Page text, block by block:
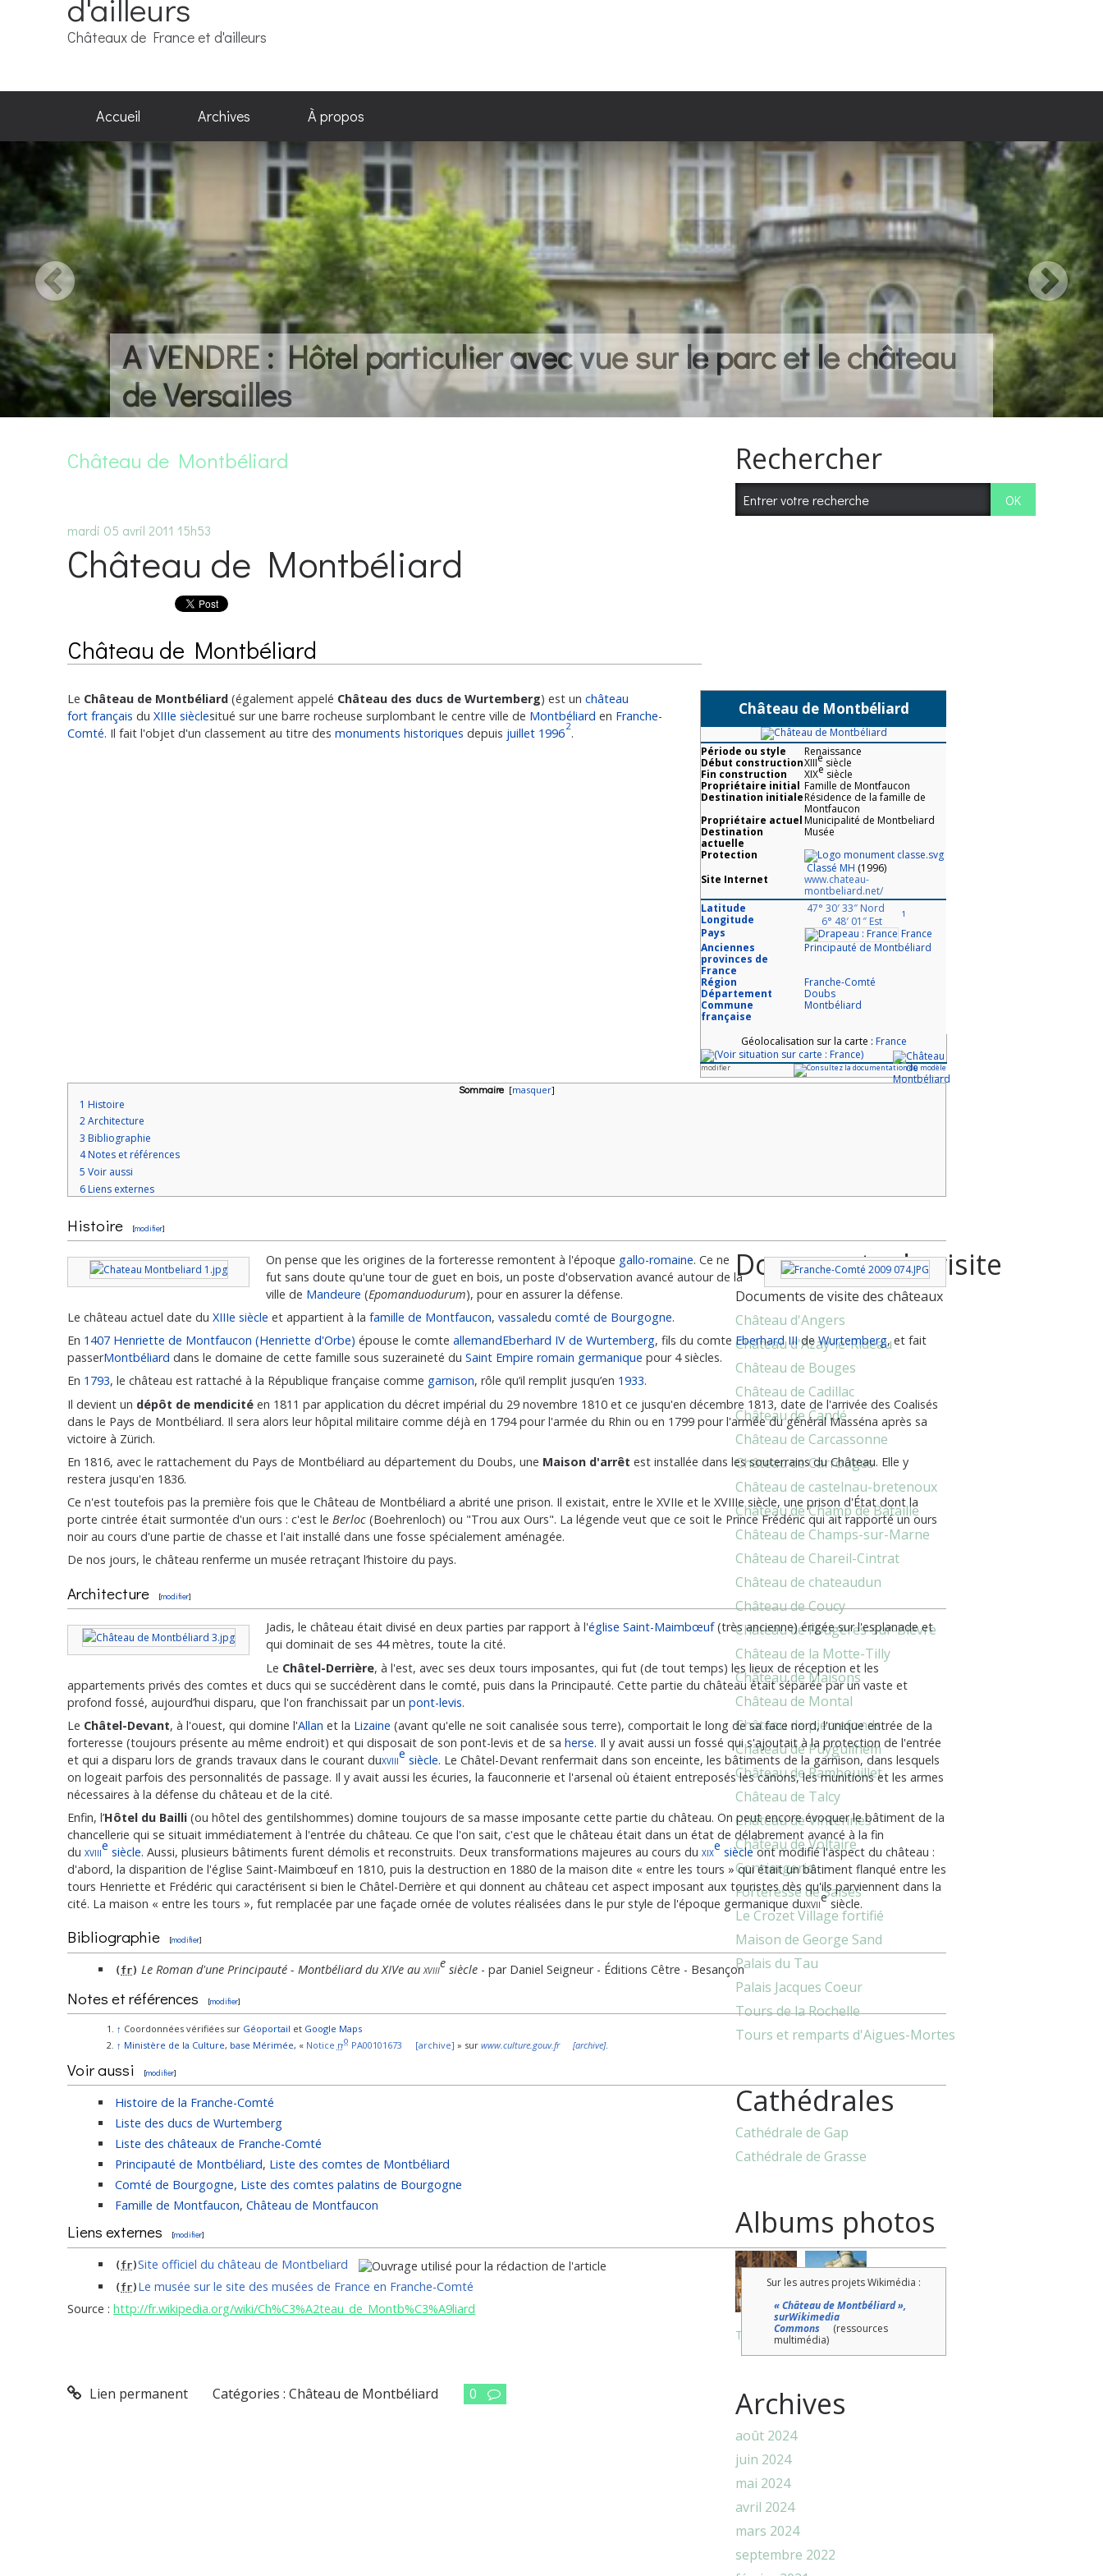
Châteaux de France et d'ailleurs
Accueil Archives À propos
A VENDRE : Hôtel particulier avec vue sur le parc et le château
de Versailles
Château de Montbéliard
mardi 05 avril 2011 15h53
Château de Montbéliard
Château de Montbéliard
Château de Montbéliard
Période ou style
Renaissance
Début constructionXIIIe siècle
Fin construction
XIXe siècle
Propriétaire initial Famille de Montfaucon
Destination initialeRésidence de la famille de
Montfaucon
Propriétaire actuelMunicipalité de Montbeliard
Destination
actuelle
Musée
Protection
Classé MH (1996)
Site Internet
www.chateau-
montbeliard.net/
Latitude
Longitude
47° 30′ 33″ Nord
6° 48′ 01″ Est
1
Pays
France
Anciennes
provinces de
France
Principauté de Montbéliard
Région
Franche-Comté
Département
Doubs
Commune
française
Montbéliard
Géolocalisation sur la carte : France
modifier
Le Château de Montbéliard (également appelé Château des ducs de Wurtemberg) est un château
fort français du XIIIe sièclesitué sur une barre rocheuse surplombant le centre ville de Montbéliard en Franche-
Comté. Il fait l'objet d'un classement au titre des monuments historiques depuis juillet 19962.
Sommaire [masquer]
1 Histoire
2 Architecture
3 Bibliographie
4 Notes et références
5 Voir aussi
6 Liens externes
Histoire [modifier]
On pense que les origines de la forteresse remontent à l'époque gallo-romaine. Ce ne
fut sans doute qu'une tour de guet en bois, un poste d'observation avancé autour de la
ville de Mandeure (Epomanduodurum), pour en assurer la défense.
Le château actuel date du XIIIe siècle et appartient à la famille de Montfaucon, vassaledu comté de Bourgogne.
En 1407 Henriette de Montfaucon (Henriette d'Orbe) épouse le comte allemandEberhard IV de Wurtemberg, fils du comte Eberhard IIIdeWurtemberg, et fait
passerMontbéliard dans le domaine de cette famille sous suzeraineté du Saint Empire romain germanique pour 4 siècles.
En 1793, le château est rattaché à la République française comme garnison, rôle qu’il remplit jusqu’en 1933.
Il devient un dépôt de mendicité en 1811 par application du décret impérial du 29 novembre 1810 et ce jusqu'en décembre 1813, date de l'arrivée des Coalisés
dans le Pays de Montbéliard. Il sera alors leur hôpital militaire comme déjà en 1794 pour l'armée du Rhin ou en 1799 pour l'armée du général Masséna après sa
victoire à Zürich.
En 1816, avec le rattachement du Pays de Montbéliard au département du Doubs, une Maison d'arrêt est installée dans les souterrains du Château. Elle y
restera jusqu'en 1836.
Ce n'est toutefois pas la première fois que le Château de Montbéliard a abrité une prison. Il existait, entre le XVIIe et le XVIIIe siècle, une prison d'État dont la
porte cintrée était surmontée d'un ours : c'est le Berloc (Boehrenloch) ou "Trou aux Ours". La légende veut que ce soit le Prince Frédéric qui ait rapporté un ours
noir au cours d'une partie de chasse et l'ait installé dans une fosse spécialement aménagée.
De nos jours, le château renferme un musée retraçant l’histoire du pays.
Architecture [modifier]
Jadis, le château était divisé en deux parties par rapport à l'église Saint-Maimbœuf(très ancienne) érigée sur l'esplanade et
qui dominait de ses 44 mètres, toute la cité.
Le Châtel-Derrière, à l'est, avec ses deux tours imposantes, qui fut (de tout temps) les lieux de réception et les
appartements privés des comtes et ducs qui se succédèrent dans le comté, puis dans la Principauté. Cette partie du château était séparée par un vaste et
profond fossé, aujourd’hui disparu, que l'on franchissait par un pont-levis.
Le Châtel-Devant, à l'ouest, qui domine l'Allan et la Lizaine (avant qu'elle ne soit canalisée sous terre), comportait le long de sa face nord, l'unique entrée de la
forteresse (toujours présente au même endroit) et qui disposait de son pont-levis et de sa herse. Il y avait aussi un fossé qui s'ajoutait à la protection de l'entrée
et qui a disparu lors de grands travaux dans le courant duxviiie siècle. Le Châtel-Devant renfermait dans son enceinte, les bâtiments de la garnison, dans lesquels
on logeait parfois des personnalités de passage. Il y avait aussi les écuries, la fauconnerie et l'arsenal où étaient entreposés les canons, les munitions et les armes
nécessaires à la défense du château et de la cité.
Enfin, l’Hôtel du Bailli (ou hôtel des gentilshommes) domine toujours de sa masse imposante cette partie du château. On peut encore évoquer le bâtiment de la
chancellerie qui se situait immédiatement à l'entrée du château. Ce que l'on sait, c'est que le château était dans un état de délabrement avancé à la fin
du xviiie siècle. Aussi, plusieurs bâtiments furent démolis et reconstruits. Deux transformations majeures au cours du xixe siècleont modifié l'aspect du château :
d'abord, la disparition de l'église Saint-Maimbœuf en 1810, puis la destruction en 1880 de la maison dite « entre les tours » qui était un bâtiment flanqué entre les
tours Henriette et Frédéric qui caractérisent si bien le Châtel-Derrière et qui donnent au château cet aspect imposant aux touristes dès qu'ils parviennent dans la
cité. La maison « entre les tours », fut remplacée par une façade ornée de volutes réalisées dans le pur style de l'époque germanique duxviie siècle.
Bibliographie [modifier]
( fr) Le Roman d'une Principauté - Montbéliard du XIVe auxviiie siècle - par Daniel Seigneur - Éditions Cêtre - Besançon
Notes et références [modifier]
↑ Coordonnées vérifiées sur Géoportail et Google Maps
↑ Ministère de la Culture, base Mérimée, « Notice no PA00101673 [archive] » sur www.culture.gouv.fr [archive].
Voir aussi [modifier]
Histoire de la Franche-Comté
Liste des ducs de Wurtemberg
Liste des châteaux de Franche-Comté
Principauté de Montbéliard, Liste des comtes de Montbéliard
Comté de Bourgogne, Liste des comtes palatins de Bourgogne
Famille de Montfaucon,Château de Montfaucon
Liens externes [modifier]
Sur les autres projets Wikimédia :
« Château de Montbéliard »,
surWikimedia
Commons
(ressources
multimédia)
( fr)Site officiel du château de Montbeliard
( fr) Le musée sur le site des musées de France en Franche-Comté
Source : http://fr.wikipedia.org/wiki/Ch%C3%A2teau_de_Montb%C3%A9liard
Lien permanent Catégories :Château de Montbéliard 0
Rechercher
Documents de visite
Documents de visite des châteaux
Château d'Angers
Château d'Azay-le-Rideau
Château de Bouges
Château de Cadillac
Château de Candé
Château de Carcassonne
Château de Carrouges
Château de castelnau-bretenoux
Château de Champ de Bataille
Château de Champs-sur-Marne
Château de Chareil-Cintrat
Château de chateaudun
Château de Coucy
Château de Fougères-sur-Bièvre
Château de la Motte-Tilly
Château de Maisons
Château de Montal
Château de pierrefonds
Château de Puyguilhem
Château de Rambouillet
Château de Talcy
Château de Vincennes
Château de Voltaire
Conciergerie
Forteresse de Salses
Le Crozet Village fortifié
Maison de George Sand
Palais du Tau
Palais Jacques Coeur
Tours de la Rochelle
Tours et remparts d'Aigues-Mortes
Cathédrales
Cathédrale de Gap
Cathédrale de Grasse
Albums photos
Tous les albums
Archives
août 2024
juin 2024
mai 2024
avril 2024
mars 2024
septembre 2022